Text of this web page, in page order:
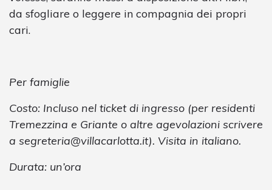
da sfogliare o leggere in compagnia dei propri
cari.
Per famiglie
Costo: Incluso nel ticket di ingresso (per residenti
Tremezzina e Griante o altre agevolazioni scrivere
a segreteria@villacarlotta.it). Visita in italiano.
Durata: un’ora